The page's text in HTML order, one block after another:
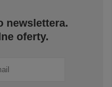
newslettera.
oferty.